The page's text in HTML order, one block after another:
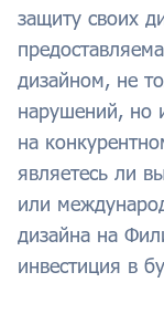
защиту своих
дизайном, не
нарушений, но
на
являетесь ли
или
дизайна на
инвестиция в